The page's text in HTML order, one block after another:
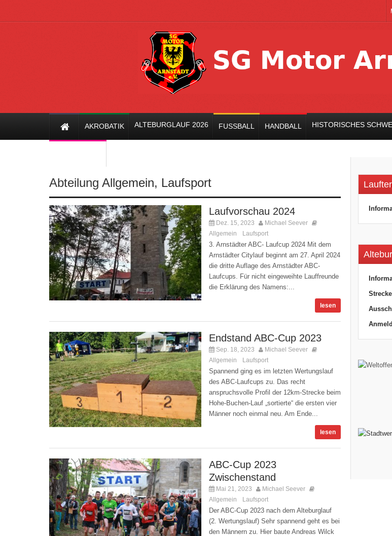
AKROBATIK ALTEBURGLAUF 2026 FUSSBALL HANDBALL HISTORISCHES
Abteilung Allgemein, Laufsport
Laufvorschau 2024
Dez. 15, 2023
Michael Seever
Allgemein
Laufsport
3. Arnstädter ABC- Laufcup 2024 Mit dem
Arnstädter Citylauf beginnt am 27. April 2024
die dritte Auflage des Arnstädter ABC-
Laufcups. Für nicht eingeweihte Lauffreunde
die Erklärung des Namens:...
lesen
Endstand ABC-Cup 2023
Sep. 18, 2023
Michael Seever
Allgemein
Laufsport
Spannend ging es im letzten Wertungslauf
des ABC-Laufcups zu. Das recht
anspruchsvolle Profil der 12km-Strecke beim
Hohe-Buchen-Lauf „sortierte“ die ersten vier
Männer noch einmal neu. Am Ende...
lesen
ABC-Cup 2023
Zwischenstand
Mai 21, 2023
Michael Seever
Allgemein
Laufsport
Der ABC-Cup 2023 nach dem Alteburglauf
(2. Wertungslauf) Sehr spannend geht es bei
den Männern zu. Hier baute Andreas Wilck